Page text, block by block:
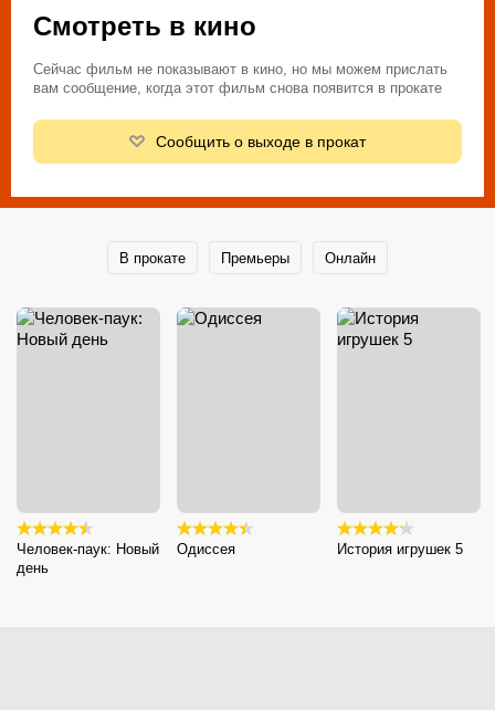
Смотреть в кино
Сейчас фильм не показывают в кино, но мы можем прислать
вам сообщение, когда этот фильм снова появится в прокате
Сообщить о выходе в прокат
В прокате Премьеры Онлайн
Человек-паук: Новый
день
Одиссея История игрушек 5